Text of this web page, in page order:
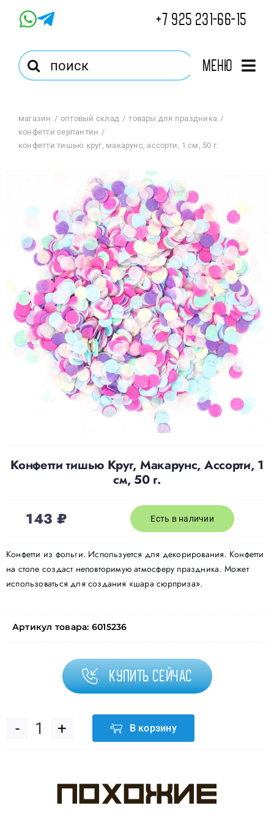
+7 925 231-66-15
Результат
поиска:
Меню
Магазин
Оптовый Магазин
Корзина
Избранное
Доставка
О нас
Отзывы
Политика конфиденциальности
магазин оптовый склад
товары для праздника
конфетти серпантин
конфетти тишью круг, макарунс, ассорти, 1 см, 50 г.
Конфетти тишью Круг, Макарунс, Ассорти, 1
см, 50 г.
143 ₽ Есть в наличии
Конфетти из фольги. Используется для декорирования. Конфетти
на столе создаст неповторимую атмосферу праздника. Может
использоваться для создания «шара сюрприза».
Артикул товара: 6015236
Купить сейчас
Количество
Конфетти
В корзину
Похожие